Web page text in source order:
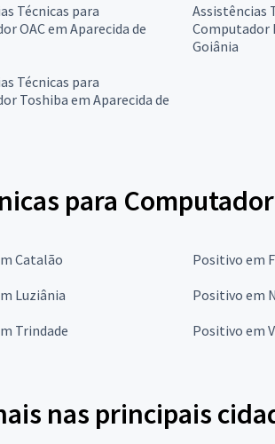
Técnicas para
OAC em Aparecida de
Assistências
Computador
Goiânia
Técnicas para
Toshiba em Aparecida de
para
Catalão Positivo em
Luziânia Positivo em
Trindade Positivo em
nas principais